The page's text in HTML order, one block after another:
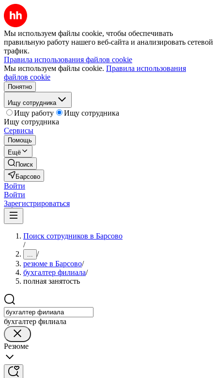
Мы используем файлы cookie, чтобы обеспечивать
правильную работу нашего веб-сайта и анализировать сетевой
трафик.
Правила использования файлов cookie
Мы используем файлы cookie. Правила использования
файлов cookie
Понятно
Ищу сотрудника
Ищу работу
Ищу сотрудника
Ищу сотрудника
Сервисы
Помощь
Ещё
Поиск
Барсово
Войти
Войти
Зарегистрироваться
Поиск сотрудников в Барсово
/
... /
резюме в Барсово/
бухгалтер филиала/
полная занятость
бухгалтер филиала
Резюме